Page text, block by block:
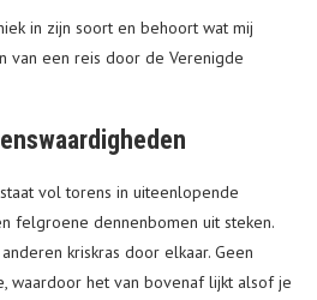
in zijn soort en behoort wat mij
van een reis door de Verenigde
vol torens in uiteenlopende
felgroene dennenbomen uit steken.
kriskras door elkaar. Geen
waardoor het van bovenaf lijkt alsof je